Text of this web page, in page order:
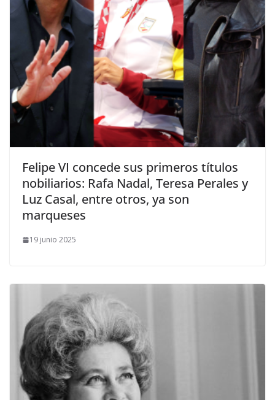
​Felipe VI concede sus primeros títulos
nobiliarios: Rafa Nadal, Teresa Perales y
Luz Casal, entre otros, ya son
marqueses
19 junio 2025